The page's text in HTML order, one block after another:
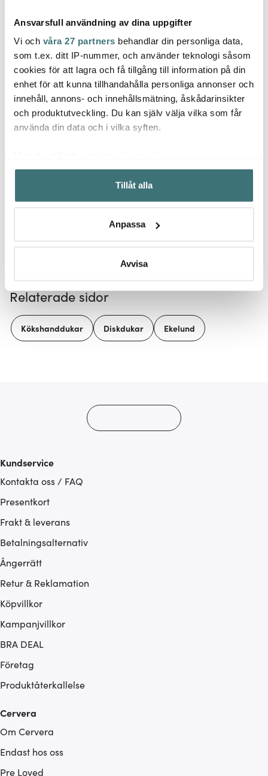
Ansvarsfull användning av dina uppgifter
Vi och våra 27 partners behandlar din personliga data,
som t.ex. ditt IP-nummer, och använder teknologi såsom
cookies för att lagra och få tillgång till information på din
enhet för att kunna tillhandahålla personliga annonser och
innehåll, annons- och innehållsmätning, åskådarinsikter
och produktutveckling. Du kan själv välja vilka som får
använda din data och i vilka syften.
Samla in information om din geografiska plats som
kan ha en noggrannhet på upp till flera meter
Identifiera din enhet genom att aktivt skanna den för
Ta reda på mer om hur dina personliga uppgifter
Du kan ändra eller dra tillbaka ditt samtycke när som
Vi använder cookies för att innehållet och annonserna
ska anpassas efter det som vi tror att du tycker om. Det
gör också att vi kan analysera vår trafik och göra
Tillåt alla
Anpassa
Avvisa
Ekelund
Ängsblå kökshandduk
35x50 cm blå/grön
199 kr
Ekelund
Skymningsbär
bordslöpare 35x120 cm
röd
469 kr
Låt dig inspireras av våra kunder
Relaterade sidor
Kökshanddukar Diskdukar Ekelund
Kundservice
Kontakta oss / FAQ
Presentkort
Frakt & leverans
Betalningsalternativ
Ångerrätt
Retur & Reklamation
Köpvillkor
Kampanjvillkor
BRA DEAL
Företag
Produktåterkallelse
Cervera
Om Cervera
Endast hos oss
Pre Loved